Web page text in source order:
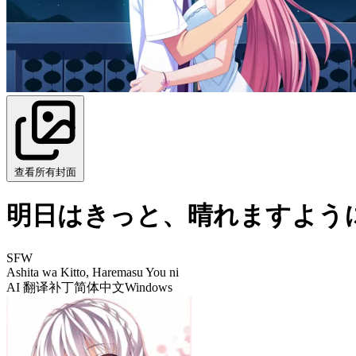
查看所有封面
明日はきっと、晴れますよう
SFW
Ashita wa Kitto, Haremasu You ni
AI 翻译补丁简体中文Windows